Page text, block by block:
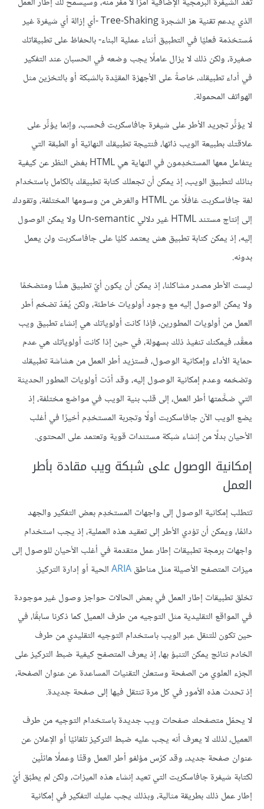
الذي يدعم تقنية هز الشجرة Tree-Shaking -أي إزالة أي شيفرة غير
مُستخدَمة فعليًا في التطبيق أثناء عملية البناء- بالحفاظ على تطبيقاتك
صغيرة، ولكن ذلك لا يزال عاملًا يجب وضعه في الحسبان عند التفكير
في أداء تطبيقك، خاصةً على الأجهزة المقيَّدة بالشبكة أو بالتخزين مثل
الهواتف المحمولة.
لا يؤثِّر تجريد الأطر على شيفرة جافاسكربت فحسب، وإنما يؤثِّر على
علاقتك بطبيعة الويب ذاتها، فنتيجة تطبيقك النهائية أو الطبقة التي
يتفاعل معها المستخدِمون في النهاية هي HTML بغض النظر عن كيفية
بنائك لتطبيق الويب، إذ يمكن أن تجعلك كتابة تطبيقك بالكامل باستخدام
لغة جافاسكربت غافلًا عن HTML والغرض من وسومها المختلفة، وتقودك
إلى إنتاج مستند HTML غير دلالي Un-semantic ولا يمكن الوصول
إليه، إذ يمكن كتابة تطبيق هش يعتمد كليًا على جافاسكربت ولن يعمل
بدونه.
ليست الأطر مصدر مشاكلنا، إذ يمكن أن يكون أيّ تطبيق هشًا ومتضخمًا
ولا يمكن الوصول إليه مع وجود أولويات خاطئة، ولكن يُعَدّ تضخم أطر
العمل من أولويات المطورين، فإذا كانت أولوياتك هي إنشاء تطبيق ويب
معقَّد، فيمكنك تنفيذ ذلك بسهولة، في حين إذا كانت أولوياتك هي عدم
حماية الأداء وإمكانية الوصول، فستزيد أطر العمل من هشاشة تطبيقك
وتضخمه وعدم إمكانية الوصول إليه، وقد أدّت أولويات المطور الحديثة
التي ضخَّمتها أطر العمل، إلى قلب بنية الويب في مواضع مختلفة، إذ
يضع الويب الآن جافاسكربت أولًا وتجربة المستخدِم أخيرًا في أغلب
الأحيان بدلًا من إنشاء شبكة مستندات قوية وتعتمد على المحتوى.
إمكانية الوصول على شبكة ويب مقادة بأطر
العمل
تتطلب إمكانية الوصول إلى واجهات المستخدِم بعض التفكير والجهد
دائمًا، ويمكن أن تؤدي الأطر إلى تعقيد هذه العملية، إذ يجب استخدام
واجهات برمجة تطبيقات إطار عمل متقدمة في أغلب الأحيان للوصول إلى
ميزات المتصفح الأصيلة مثل مناطقARIAالحية أو إدارة التركيز.
تخلق تطبيقات إطار العمل في بعض الحالات حواجز وصول غير موجودة
في المواقع التقليدية مثل التوجيه من طرف العميل كما ذكرنا سابقًا، في
حين تكون للتنقل عبر الويب باستخدام التوجيه التقليدي من طرف
الخادم نتائج يمكن التنبؤ بها، إذ يعرف المتصفح كيفية ضبط التركيز على
الجزء العلوي من الصفحة وستعلن التقنيات المساعدة عن عنوان الصفحة،
إذ تحدث هذه الأمور في كل مرة تنتقل فيها إلى صفحة جديدة.
لا يحمّل متصفحك صفحات ويب جديدة باستخدام التوجيه من طرف
العميل، لذلك لا يعرف أنه يجب عليه ضبط التركيز تلقائيًا أو الإعلان عن
عنوان صفحة جديد، وقد كرّس مؤلفو أطر العمل وقتًا وعملًا هائلَين
لكتابة شيفرة جافاسكربت التي تعيد إنشاء هذه الميزات، ولكن لم يطبّق أيّ
إطار عمل ذلك بطريقة مثالية، وبذلك يجب عليك التفكير في إمكانية